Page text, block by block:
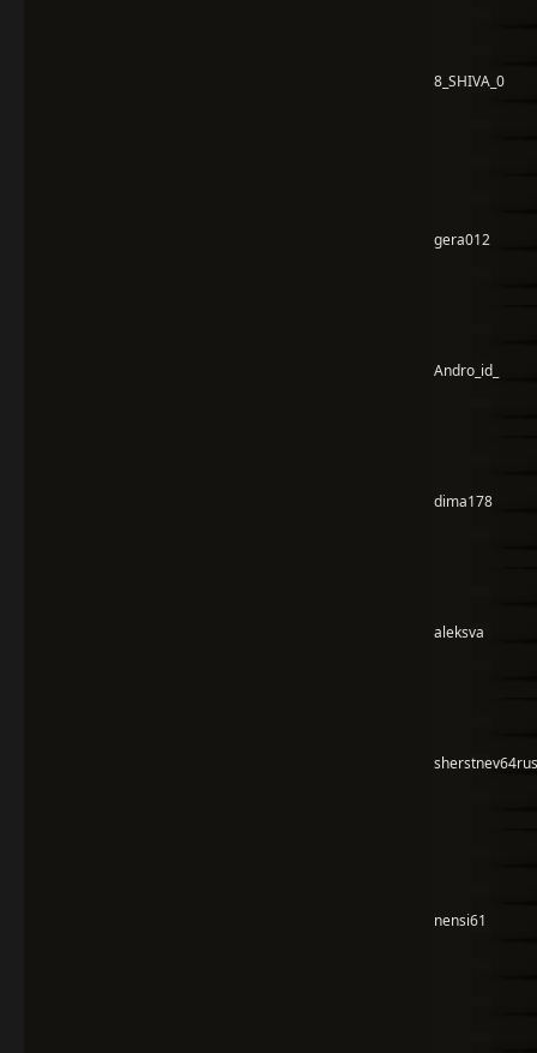
8_SHIVA_0
gera012
Andro_id_
dima178
aleksva
sherstnev64rus
nensi61